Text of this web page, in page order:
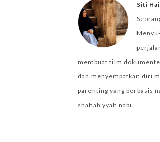
Siti
membuat film
dan menyempatkan diri
parenting yang berbasis
shahabiyyah nabi.